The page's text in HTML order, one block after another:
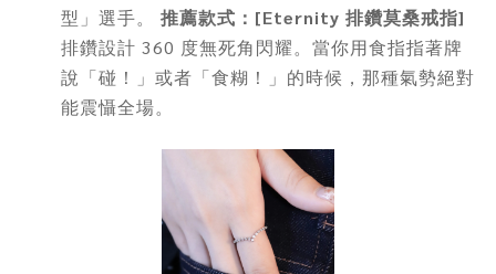
型」選手。 推薦款式：[Eternity 排鑽莫桑戒指]
排鑽設計 360 度無死角閃耀。當你用食指指著牌
說「碰！」或者「食糊！」的時候，那種氣勢絕對
能震懾全場。